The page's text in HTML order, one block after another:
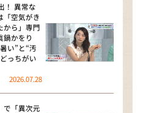
おかえり
A.B.C-Z塚田×福井アナ
でやねん！？」（news お
）
も台所 ～きょうの献立 何
？～
！ 異常な
「空気がき
から」専門
鍋かをり
い”と“汚
っちがい
2026.07.28
で「異次元